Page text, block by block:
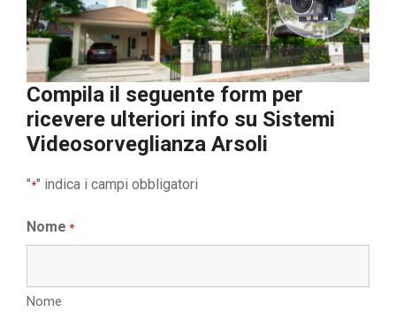
Compila il seguente form per
ricevere ulteriori info su Sistemi
Videosorveglianza Arsoli
"*" indica i campi obbligatori
Nome *
Nome